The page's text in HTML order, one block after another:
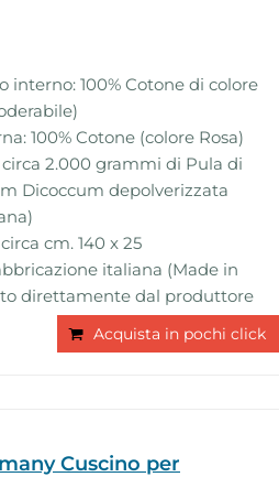
interno: 100% Cotone di colore
100% Cotone (colore Rosa)
2.000 grammi di Pula di
Dicoccum depolverizzata
cm. 140 x 25
italiana (Made in
direttamente dal produttore
Acquista in pochi click
Cuscino per